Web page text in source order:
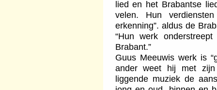
lied en het Brabantse
velen. Hun
erkenning”. aldus de
“Hun werk
Brabant.”
Guus Meeuwis werk is
ander weet hij met
liggende muziek de